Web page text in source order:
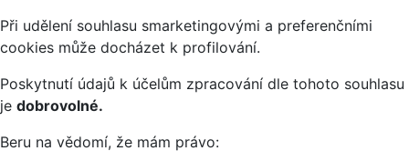
Při udělení souhlasu smarketingovými a preferenčními
cookies může docházet k profilování.
Poskytnutí údajů k účelům zpracování dle tohoto souhlasu
je dobrovolné.
Beru na vědomí, že mám právo: